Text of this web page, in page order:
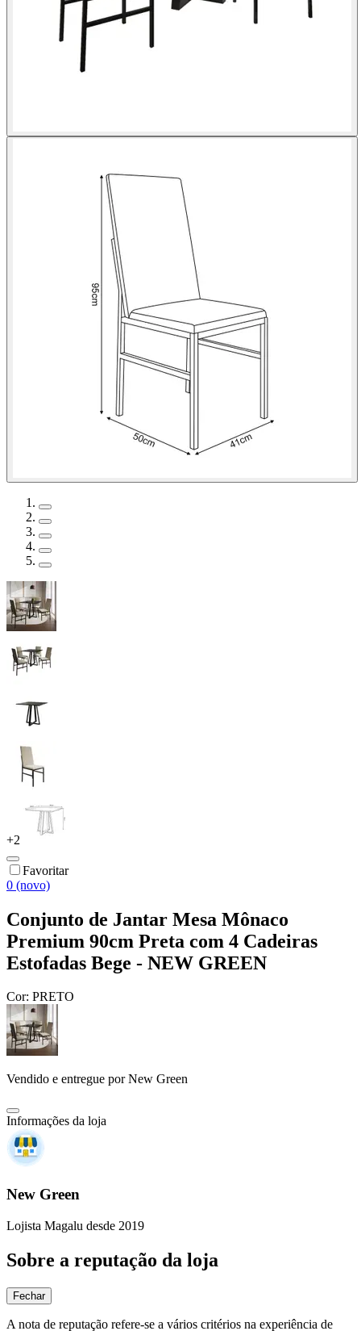
+2
Favoritar
0 (novo)
Conjunto de Jantar Mesa Mônaco
Premium 90cm Preta com 4 Cadeiras
Estofadas Bege - NEW GREEN
Cor: PRETO
Vendido e entregue por New Green
Informações da loja
New Green
Lojista Magalu desde 2019
Sobre a reputação da loja
Fechar
A nota de reputação refere-se a vários critérios na experiência de